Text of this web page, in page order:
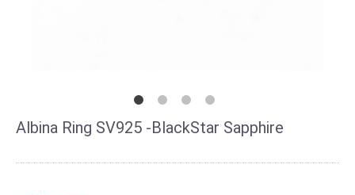
Albina Ring SV925 -BlackStar Sapphire